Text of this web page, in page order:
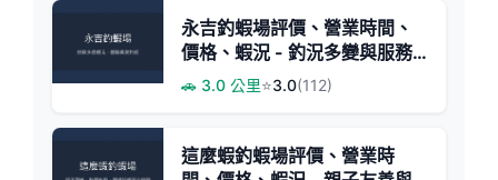
永吉釣蝦場評價、營業時間、
價格、蝦況 - 釣況多變與服務
體驗
🚗 3.0 公里⭐3.0(112)
這麼蝦釣蝦場評價、營業時